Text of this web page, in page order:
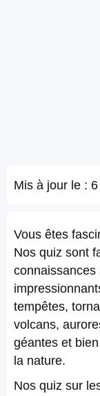
Mis à jour le :
Vous êtes
Nos quiz sont
connaissances
tempêtes,
volcans,
géantes et
la nature.
Nos quiz sur